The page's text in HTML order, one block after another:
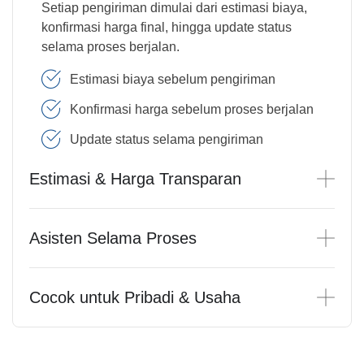
Setiap pengiriman dimulai dari estimasi biaya,
konfirmasi harga final, hingga update status
selama proses berjalan.
Estimasi biaya sebelum pengiriman
Konfirmasi harga sebelum proses berjalan
Update status selama pengiriman
Estimasi & Harga Transparan
Asisten Selama Proses
Cocok untuk Pribadi & Usaha